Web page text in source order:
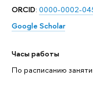
ORCID: 0000-0002-
Google Scholar
Часы работы
По расписанию